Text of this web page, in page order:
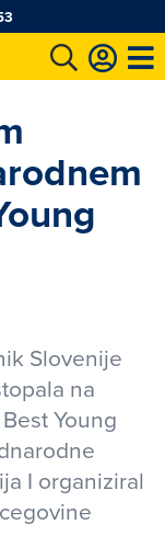
Slovenije
na
Young
I organiziral